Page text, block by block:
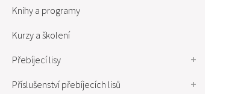
Knihy a programy
Kurzy a školení
Přebíjecí lisy
Příslušenství přebíjecích lisů